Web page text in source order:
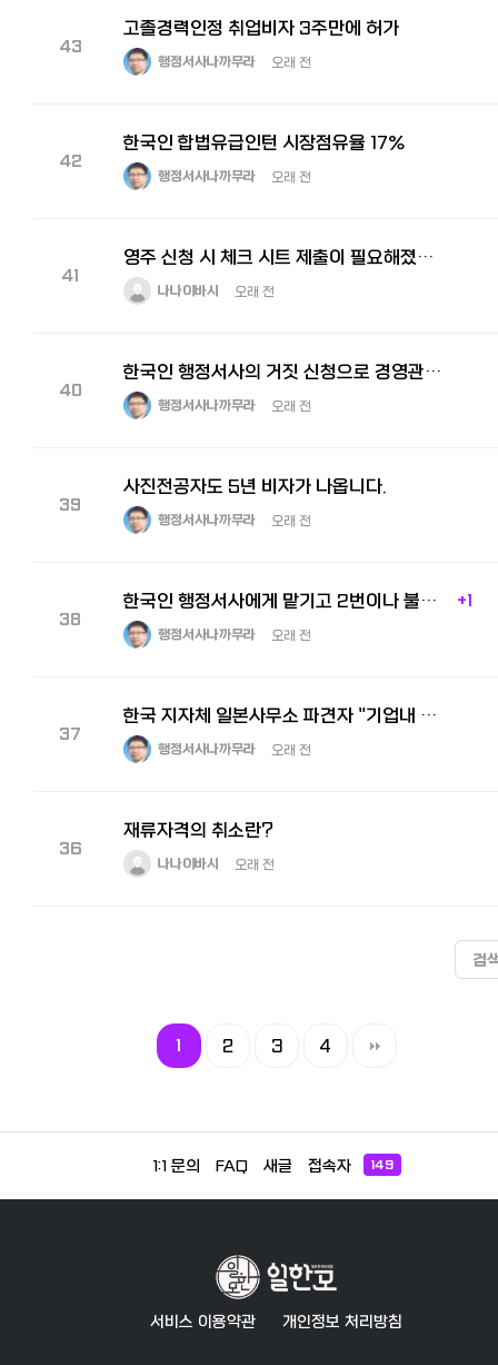
43
고졸경력인정 취업비자 3주만에 허가
행정서사나까무라 오래 전
42
한국인 합법유급인턴 시장점유율 17%
행정서사나까무라 오래 전
41
영주 신청 시 체크 시트 제출이 필요해졌습니다！
나나이바시 오래 전
40
한국인 행정서사의 거짓 신청으로 경영관리비자를 날린 피해자, 저희 사무소에서 회복 성공.
행정서사나까무라 오래 전
39
사진전공자도 5년 비자가 나옵니다.
행정서사나까무라 오래 전
38
한국인 행정서사에게 맡기고 2번이나 불허를 받은 피해자, 경영관리 인정서 허가. +1
행정서사나까무라 오래 전
37
한국 지자체 일본사무소 파견자 "기업내 전근비자"
행정서사나까무라 오래 전
36
재류자격의 취소란?
나나이바시 오래 전
검
1 2 3 4
1:1 문의 FAQ 새글 접속자 149
서비스 이용약관 개인정보 처리방침